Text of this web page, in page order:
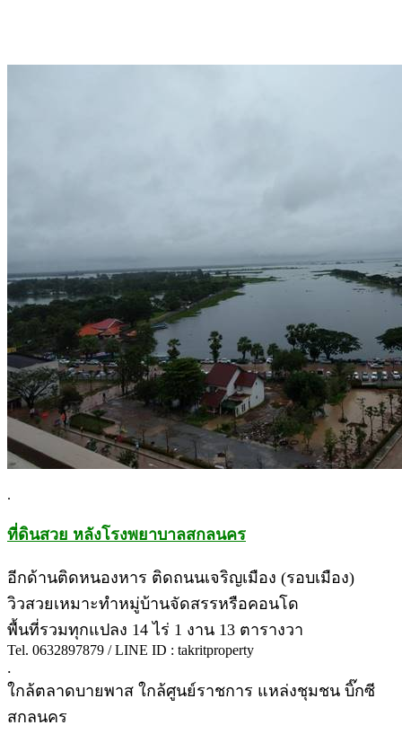
.
ที่ดินสวย หลังโรงพยาบาลสกลนคร
อีกด้านติดหนองหาร ติดถนนเจริญเมือง (รอบเมือง)
วิวสวยเหมาะทำหมู่บ้านจัดสรรหรือคอนโด
พื้นที่รวมทุกแปลง 14 ไร่ 1 งาน 13 ตารางวา
Tel. 0632897879 / LINE ID : takritproperty
.
ใกล้ตลาดบายพาส ใกล้ศูนย์ราชการ แหล่งชุมชน บิ๊กซี
สกลนคร